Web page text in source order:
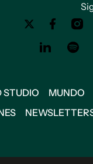
STUDIO
MUNDO